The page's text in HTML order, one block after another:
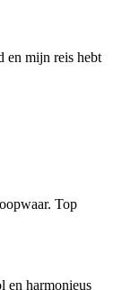
en mijn reis hebt
Top
en harmonieus